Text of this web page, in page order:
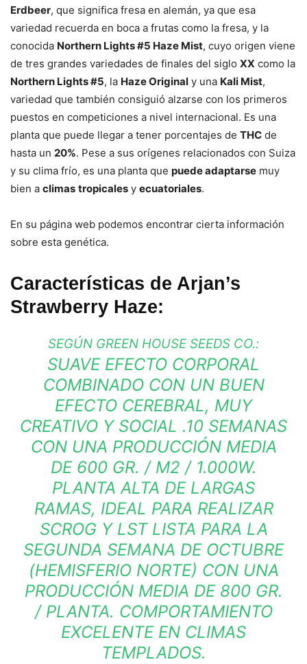
Erdbeer, que significa fresa en alemán, ya que esa
variedad recuerda en boca a frutas como la fresa, y la
conocida Northern Lights #5 Haze Mist, cuyo origen viene
de tres grandes variedades de finales del siglo XX como la
Northern Lights #5, la Haze Original y una Kali Mist,
variedad que también consiguió alzarse con los primeros
puestos en competiciones a nivel internacional. Es una
planta que puede llegar a tener porcentajes de THC de
hasta un 20%. Pese a sus orígenes relacionados con Suiza
y su clima frío, es una planta que puede adaptarse muy
bien a climas tropicales y ecuatoriales.
En su página web podemos encontrar cierta información
sobre esta genética.
Características de Arjan’s
Strawberry Haze:
SEGÚN GREEN HOUSE SEEDS CO.:
SUAVE EFECTO CORPORAL
COMBINADO CON UN BUEN
EFECTO CEREBRAL, MUY
CREATIVO Y SOCIAL .10 SEMANAS
CON UNA PRODUCCIÓN MEDIA
DE 600 GR. / M2 / 1.000W.
PLANTA ALTA DE LARGAS
RAMAS, IDEAL PARA REALIZAR
SCROG Y LST LISTA PARA LA
SEGUNDA SEMANA DE OCTUBRE
(HEMISFERIO NORTE) CON UNA
PRODUCCIÓN MEDIA DE 800 GR.
/ PLANTA. COMPORTAMIENTO
EXCELENTE EN CLIMAS
TEMPLADOS.